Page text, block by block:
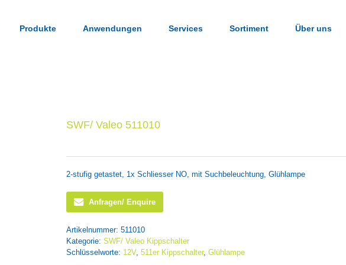
Produkte Anwendungen Services Sortiment Über uns
SWF/ Valeo 511010
2-stufig getastet, 1x Schliesser NO, mit Suchbeleuchtung, Glühlampe
Anfragen/ Enquire
Artikelnummer: 511010
Kategorie: SWF/ Valeo Kippschalter
Schlüsselworte: 12V, 511er Kippschalter, Glühlampe